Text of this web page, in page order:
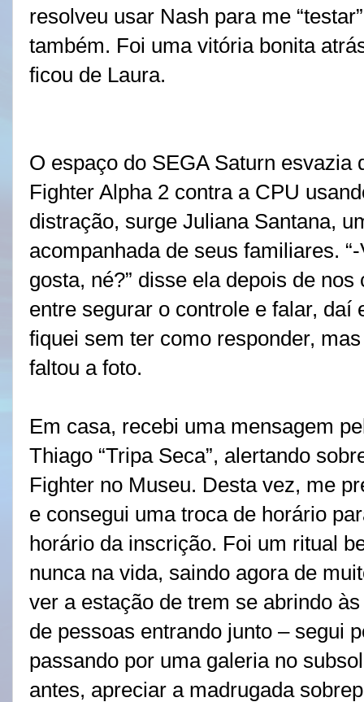
resolveu usar Nash para me
também. Foi uma vitória bonita
ficou de Laura.
O espaço do SEGA Saturn esvazia
Fighter Alpha 2 contra a CPU
distração, surge Juliana Santana,
acompanhada de seus familiares.
gosta, né?” disse ela depois de
entre segurar o controle e falar, daí
fiquei sem ter como responder,
faltou a foto.
Em casa, recebi uma mensagem
Thiago “Tripa Seca”, alertando
Fighter no Museu. Desta vez, me
e consegui uma troca de horário
horário da inscrição. Foi um ritual
nunca na vida, saindo agora de
ver a estação de trem se abrindo
de pessoas entrando junto – segui
passando por uma galeria no
antes, apreciar a madrugada